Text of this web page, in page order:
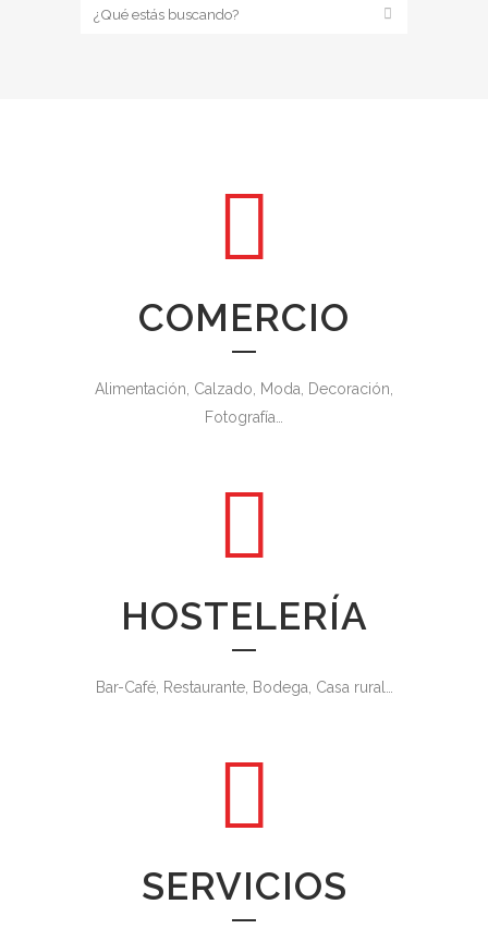
COMERCIO
Alimentación, Calzado, Moda, Decoración,
Fotografía…
HOSTELERÍA
Bar-Café, Restaurante, Bodega, Casa rural…
SERVICIOS